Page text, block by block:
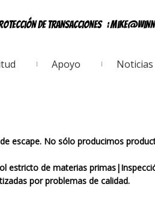
de transacciones :
Apoyo Noticias
escape. No sólo producimos
de materias
por problemas de calidad.